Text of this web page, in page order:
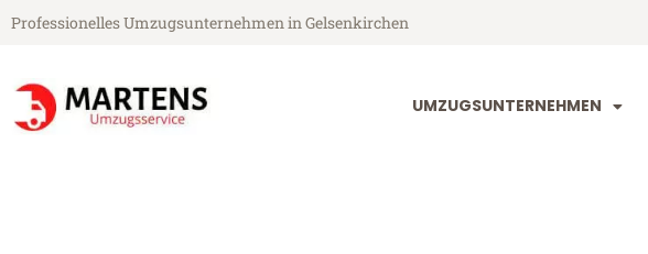
Professionelles Umzugsunternehmen in Gelsenkirchen
UMZUGSUNTERNEHMEN